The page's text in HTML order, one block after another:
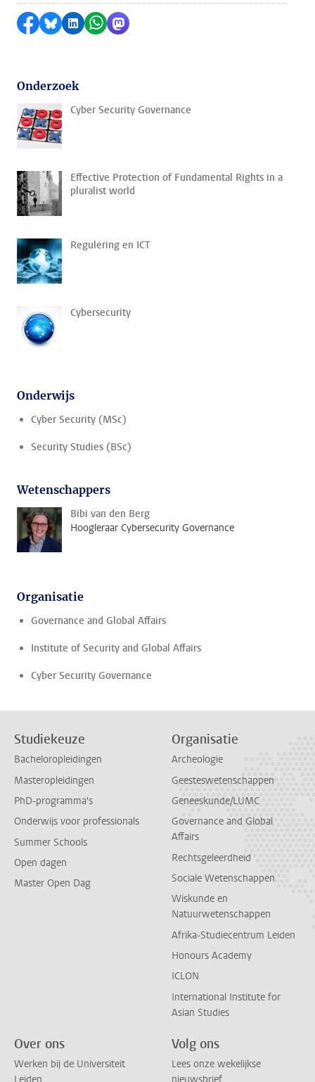
Delen op Facebook
Delen via Bluesky
Delen op LinkedIn
Delen via WhatsApp
Delen via Mastodon
Onderzoek
Cyber Security Governance
Effective Protection of Fundamental Rights in a
pluralist world
Regulering en ICT
Cybersecurity
Onderwijs
Cyber Security (MSc)
Security Studies (BSc)
Wetenschappers
Bibi van den Berg
Hoogleraar Cybersecurity Governance
Organisatie
Governance and Global Affairs
Institute of Security and Global Affairs
Cyber Security Governance
Studiekeuze
Bacheloropleidingen
Masteropleidingen
PhD-programma's
Onderwijs voor professionals
Summer Schools
Open dagen
Master Open Dag
Organisatie
Archeologie
Geesteswetenschappen
Geneeskunde/LUMC
Governance and Global
Affairs
Rechtsgeleerdheid
Sociale Wetenschappen
Wiskunde en
Natuurwetenschappen
Afrika-Studiecentrum Leiden
Honours Academy
ICLON
International Institute for
Asian Studies
Over ons
Werken bij de Universiteit
Volg ons
Lees onze wekelijkse